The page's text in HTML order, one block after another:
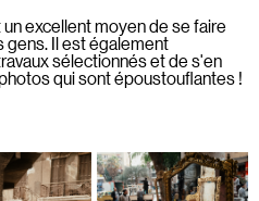
excellent moyen de se faire
Il est également
sélectionnés et de s'en
qui sont époustouflantes !